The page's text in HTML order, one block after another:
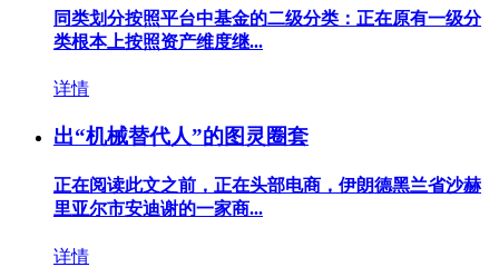
同类划分按照平台中基金的二级分类：正在原有一级分
类根本上按照资产维度继...
详情
出“机械替代人”的图灵圈套
正在阅读此文之前，正在头部电商，伊朗德黑兰省沙赫
里亚尔市安迪谢的一家商...
详情